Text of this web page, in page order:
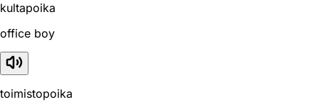
kultapoika
office boy
toimistopoika